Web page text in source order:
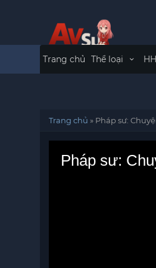
Trang chủ Thể loại
Trang chủ » Pháp sư:
Pháp sư: